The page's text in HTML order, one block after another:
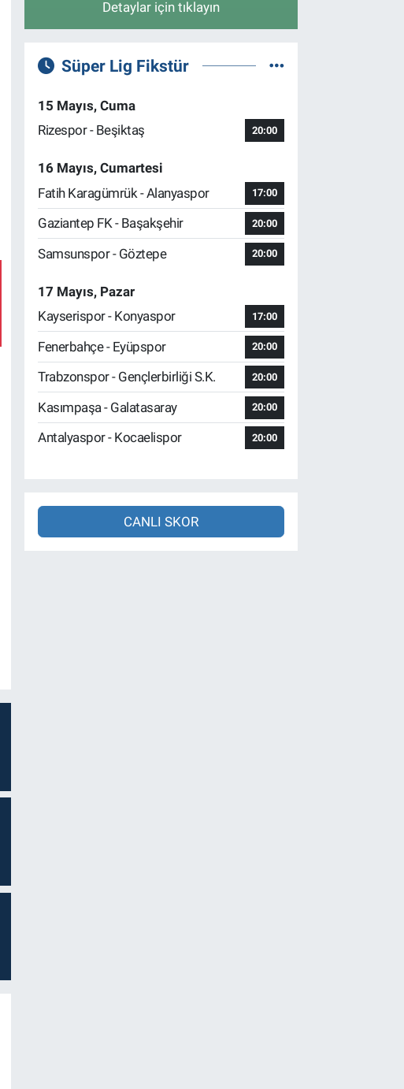
Detaylar için tıklayın
Süper Lig Fikstür
15 Mayıs, Cuma
Rizespor - Beşiktaş
20:00
16 Mayıs, Cumartesi
Fatih Karagümrük - Alanyaspor
17:00
Gaziantep FK - Başakşehir 20:00
Samsunspor - Göztepe 20:00
17 Mayıs, Pazar
Kayserispor - Konyaspor
17:00
Fenerbahçe - Eyüpspor 20:00
Trabzonspor - Gençlerbirliği S.K. 20:00
Kasımpaşa - Galatasaray 20:00
Antalyaspor - Kocaelispor 20:00
CANLI SKOR